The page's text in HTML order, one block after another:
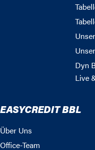
Dyn
Live
EASYCREDIT BBL
Über Uns
Office-Team